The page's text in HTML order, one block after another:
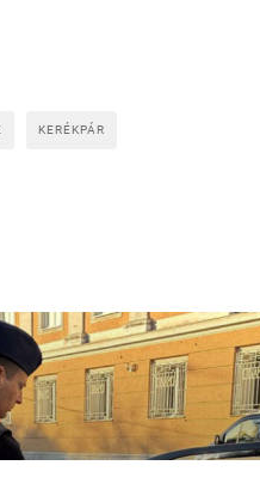
KERÉKPÁR